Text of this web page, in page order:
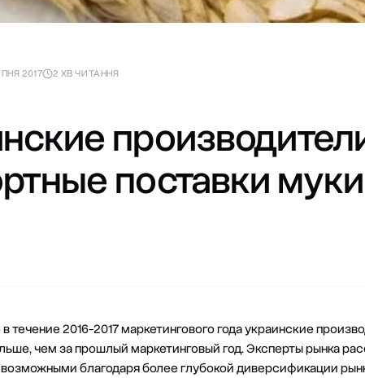
2017 2 ХВ ЧИТАННЯ
поставки муки
течение 2016-2017 маркетингового года украинские
чем за прошлый маркетинговый год. Эксперты рынка
возможными благодаря более глубокой диверсификации